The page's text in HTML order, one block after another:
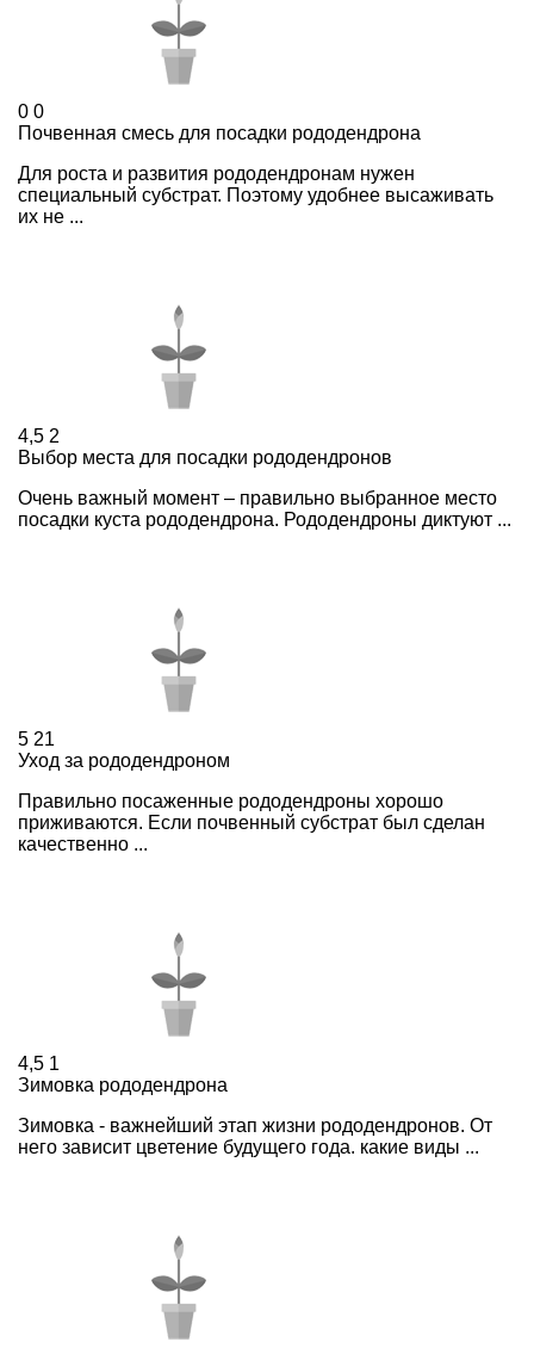
0 0
Почвенная смесь для посадки рододендрона
Для роста и развития рододендронам нужен
специальный субстрат. Поэтому удобнее высаживать
их не ...
4,5 2
Выбор места для посадки рододендронов
Очень важный момент – правильно выбранное место
посадки куста рододендрона. Рододендроны диктуют ...
5 21
Уход за рододендроном
Правильно посаженные рододендроны хорошо
приживаются. Если почвенный субстрат был сделан
качественно ...
4,5 1
Зимовка рододендрона
Зимовка - важнейший этап жизни рододендронов. От
него зависит цветение будущего года. какие виды ...